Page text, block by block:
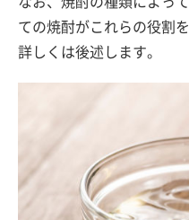
ての焼酎がこれらの役割
詳しくは後述します。